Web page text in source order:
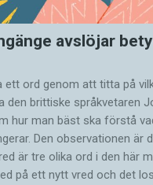
avslöjar
ett ord genom att titta på
den brittiske språkvetaren
hur man bäst ska förstå
Den ­observationen är
är tre olika ord i den här
på ett nytt vred och det